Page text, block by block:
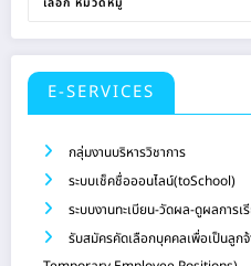
E-SERVICES
กลุ่มงานบริหารวิชาการ
ระบบเช็คชื่อออนไลน์(toSchool)
ระบบงานทะเบียน-วัดผล-ดูผลการเ
รับสมัครคัดเลือกบุคคลเพื่อเป็นลูก